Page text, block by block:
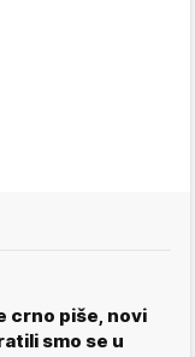
crno piše, novi
smo se u